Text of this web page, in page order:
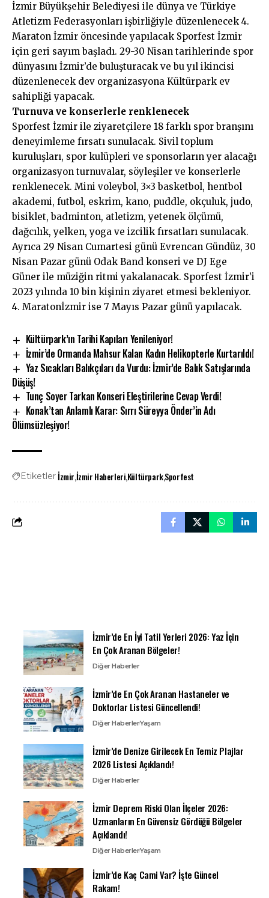
İzmir Büyükşehir Belediyesi ile dünya ve Türkiye
Atletizm Federasyonları işbirliğiyle düzenlenecek 4.
Maraton İzmir öncesinde yapılacak Sporfest İzmir
için geri sayım başladı. 29-30 Nisan tarihlerinde spor
dünyasını İzmir’de buluşturacak ve bu yıl ikincisi
düzenlenecek dev organizasyona Kültürpark ev
sahipliği yapacak.
Turnuva ve konserlerle renklenecek
Sporfest İzmir ile ziyaretçilere 18 farklı spor branşını
deneyimleme fırsatı sunulacak. Sivil toplum
kuruluşları, spor kulüpleri ve sponsorların yer alacağı
organizasyon turnuvalar, söyleşiler ve konserlerle
renklenecek. Mini voleybol, 3×3 basketbol, hentbol
akademi, futbol, eskrim, kano, puddle, okçuluk, judo,
bisiklet, badminton, atletizm, yetenek ölçümü,
dağcılık, yelken, yoga ve izcilik fırsatları sunulacak.
Ayrıca 29 Nisan Cumartesi günü Evrencan Gündüz, 30
Nisan Pazar günü Odak Band konseri ve DJ Ege
Güner ile müziğin ritmi yakalanacak. Sporfest İzmir’i
2023 yılında 10 bin kişinin ziyaret etmesi bekleniyor.
4. Maratonİzmir ise 7 Mayıs Pazar günü yapılacak.
Kültürpark’ın Tarihi Kapıları Yenileniyor!
İzmir’de Ormanda Mahsur Kalan Kadın Helikopterle Kurtarıldı!
Yaz Sıcakları Balıkçıları da Vurdu: İzmir’de Balık Satışlarında
Düşüş!
Tunç Soyer Tarkan Konseri Eleştirilerine Cevap Verdi!
Konak’tan Anlamlı Karar: Sırrı Süreyya Önder’in Adı
Ölümsüzleşiyor!
Etiketlerİzmirİzmir HaberleriKültürparkSporfest
İzmir’de En İyi Tatil Yerleri 2026: Yaz İçin
En Çok Aranan Bölgeler!
Diğer Haberler
İzmir’de En Çok Aranan Hastaneler ve
Doktorlar Listesi Güncellendi!
Diğer HaberlerYaşam
İzmir’de Denize Girilecek En Temiz Plajlar
2026 Listesi Açıklandı!
Diğer Haberler
İzmir Deprem Riski Olan İlçeler 2026:
Uzmanların En Güvensiz Gördüğü Bölgeler
Açıklandı!
Diğer HaberlerYaşam
İzmir’de Kaç Cami Var? İşte Güncel
Rakam!